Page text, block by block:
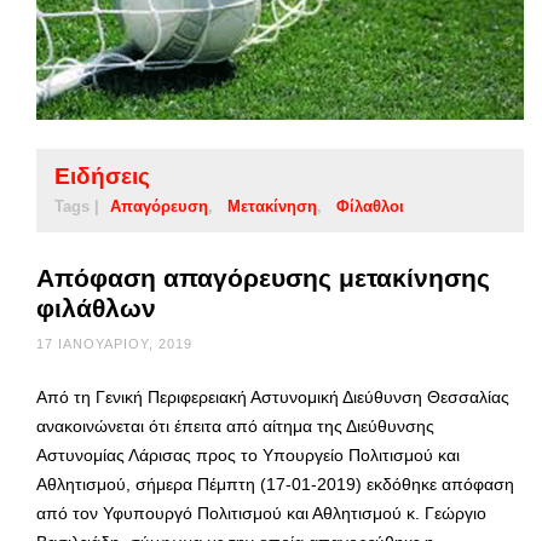
Ειδήσεις
Tags | Απαγόρευση Μετακίνηση Φίλαθλοι
Απόφαση απαγόρευσης μετακίνησης
φιλάθλων
17 ΙΑΝΟΥΑΡΊΟΥ, 2019
Από τη Γενική Περιφερειακή Αστυνομική Διεύθυνση Θεσσαλίας
ανακοινώνεται ότι έπειτα από αίτημα της Διεύθυνσης
Αστυνομίας Λάρισας προς το Υπουργείο Πολιτισμού και
Αθλητισμού, σήμερα Πέμπτη (17-01-2019) εκδόθηκε απόφαση
από τον Υφυπουργό Πολιτισμού και Αθλητισμού κ. Γεώργιο